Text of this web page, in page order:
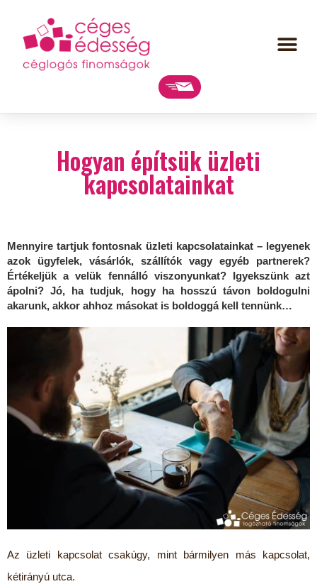
Hogyan építsük üzleti
kapcsolatainkat
Mennyire tartjuk fontosnak üzleti kapcsolatainkat – legyenek
azok ügyfelek, vásárlók, szállítók vagy egyéb partnerek?
Értékeljük a velük fennálló viszonyunkat? Igyekszünk azt
ápolni? Jó, ha tudjuk, hogy ha hosszú távon boldogulni
akarunk, akkor ahhoz másokat is boldoggá kell tennünk…
Az üzleti kapcsolat csakúgy, mint bármilyen más kapcsolat,
kétirányú utca.